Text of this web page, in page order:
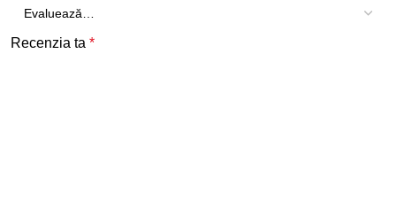
Recenzia ta *